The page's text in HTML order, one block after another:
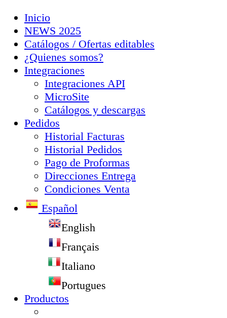
Inicio
NEWS 2025
Catálogos / Ofertas editables
¿Quienes somos?
Integraciones
Integraciones API
MicroSite
Catálogos y descargas
Pedidos
Historial Facturas
Historial Pedidos
Pago de Proformas
Direcciones Entrega
Condiciones Venta
Español
English
Français
Italiano
Portugues
Productos